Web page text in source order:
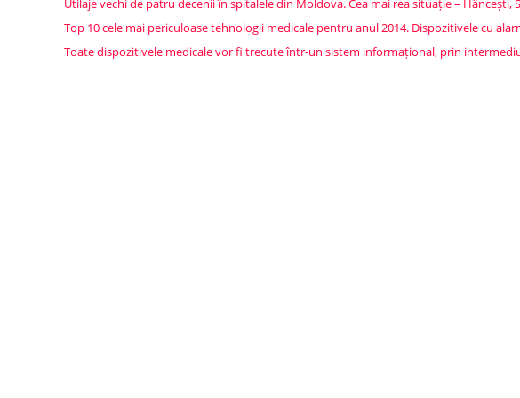
Utilaje vechi de patru decenii în spitalele din Moldova. Cea mai rea situație – Hâncești,
Top 10 cele mai periculoase tehnologii medicale pentru anul 2014. Dispozitivele cu
Toate dispozitivele medicale vor fi trecute într-un sistem informațional, prin